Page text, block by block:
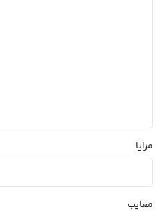
مزایا
معایب